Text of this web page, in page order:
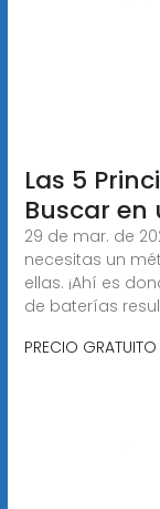
Las 5
Buscar en
29 de mar. de
necesitas un
ellas. ¡Ahí es
de baterías
PRECIO GRATUITO